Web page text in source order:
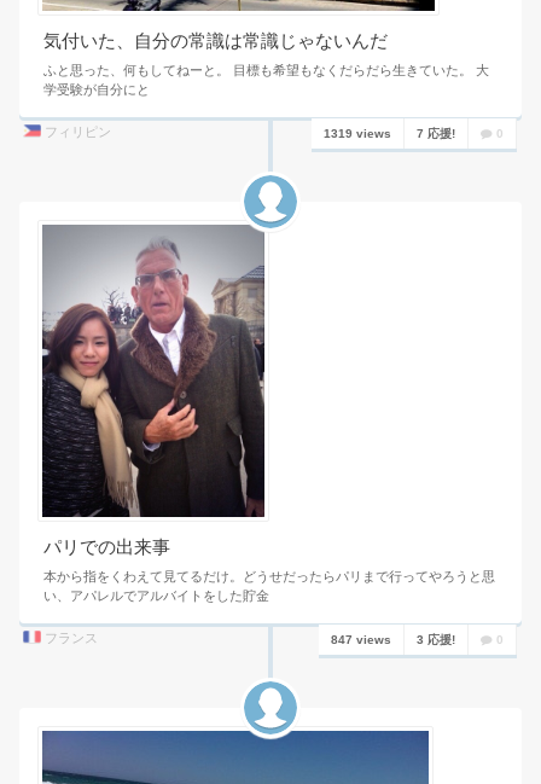
気付いた、自分の常識は常識じゃないんだ
ふと思った、何もしてねーと。 目標も希望もなくだらだら生きていた。 大
学受験が自分にと
フィリピン 1319 views 7 応援! 0
パリでの出来事
本から指をくわえて見てるだけ。どうせだったらパリまで行ってやろうと思
い、アパレルでアルバイトをした貯金
フランス 847 views 3 応援! 0